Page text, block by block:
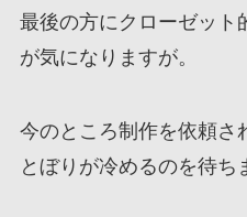
最後の方にクローゼット
が気になりますが。
今のところ制作を依頼さ
とぼりが冷めるのを待ち